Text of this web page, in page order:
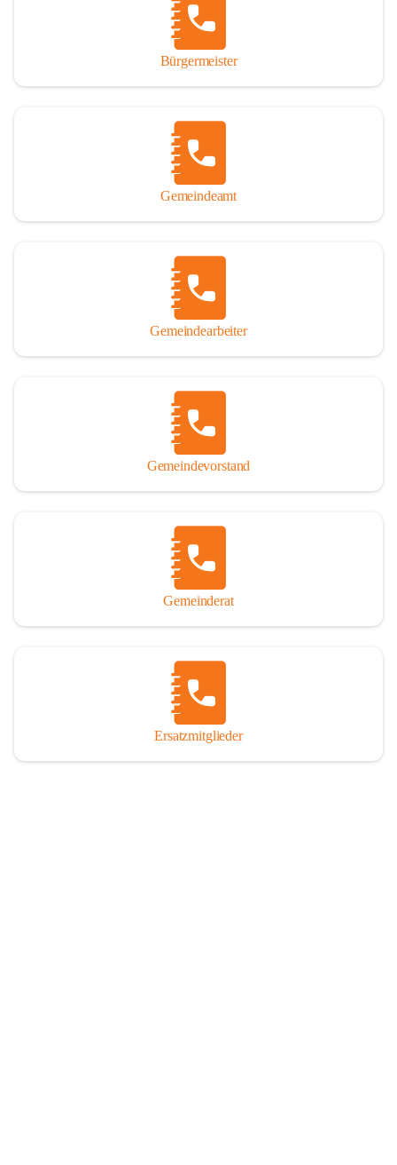
durch das Überlassen von Fotos und Dokumenten zum Gesamtbild
dieses Buches wesentlich beigetragen haben.
Der Zeitdruck war enorm, um das Werk auch zeitgerecht für das
Jubiläumsjahr abschließen zu können. Daher mag um Nachsicht
Ausführlichkeit behandelt erscheinen, oder auch der eine oder
andere Fehler unterlief. Die Autoren haben nach ihren
individuellen Möglichkeiten mit bestem Wissen und Gewissen
Andreas Rohatsch wurde auf das System der Fußnoten verzichtet.
Wo eine genaue Quellenangabe sinnvoll und notwendig erschien,
sind die entsprechenden Quellenhinweise in den fließenden Text
eingearbeitet. Der leichteren Lesbarkeit halber ist auch von einer
streng gendergerechten Ausdrucksform Abstand genommen
So darf ich Sie zu einer interessanten, vergnüglichen und
manchmal auch nachdenklich machenden Zeitreise durch die
Jahrhunderte, ja Jahrtausende alte Geschichte von der Steinzeit
einladen.
Bürgermeister
Gemeindeamt
Gemeindearbeiter
Gemeindevorstand
Gemeinderat
Ersatzmitglieder